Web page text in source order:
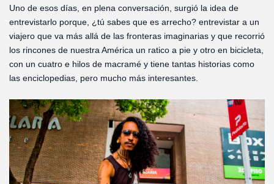
Uno de esos días, en plena conversación, surgió la idea de
entrevistarlo porque, ¿tú sabes que es arrecho? entrevistar a un
viajero que va más allá de las fronteras imaginarias y que recorrió
los rincones de nuestra América un ratico a pie y otro en bicicleta,
con un cuatro e hilos de macramé y tiene tantas historias como
las enciclopedias, pero mucho más interesantes.